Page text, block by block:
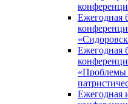
Ежегодная
Ежегодная
«Проблемы
Ежегодная